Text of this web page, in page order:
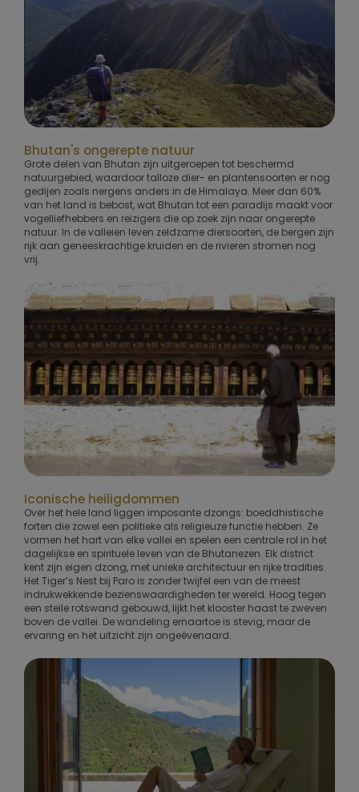
Bhutan's ongerepte natuur
Grote delen van Bhutan zijn uitgeroepen tot beschermd
natuurgebied, waardoor talloze dier- en plantensoorten er nog
gedijen zoals nergens anders in de Himalaya. Meer dan 60%
van het land is bebost, wat Bhutan tot een paradijs maakt voor
vogelliefhebbers en reizigers die op zoek zijn naar ongerepte
natuur. In de valleien leven zeldzame diersoorten, de bergen zijn
rijk aan geneeskrachtige kruiden en de rivieren stromen nog
vrij.
Iconische heiligdommen
Over het hele land liggen imposante dzongs: boeddhistische
forten die zowel een politieke als religieuze functie hebben. Ze
vormen het hart van elke vallei en spelen een centrale rol in het
dagelijkse en spirituele leven van de Bhutanezen. Elk district
kent zijn eigen dzong, met unieke architectuur en rijke tradities.
Het Tiger’s Nest bij Paro is zonder twijfel een van de meest
indrukwekkende bezienswaardigheden ter wereld. Hoog tegen
een steile rotswand gebouwd, lijkt het klooster haast te zweven
boven de vallei. De wandeling ernaartoe is stevig, maar de
ervaring en het uitzicht zijn ongeëvenaard.